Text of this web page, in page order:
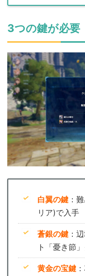
3つの鍵が必要
白翼の鍵 ：
リア)で入手
蒼銀の鍵 ：
ト「憂き節
黄金の宝鍵